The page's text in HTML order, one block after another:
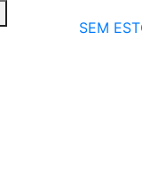
SEM